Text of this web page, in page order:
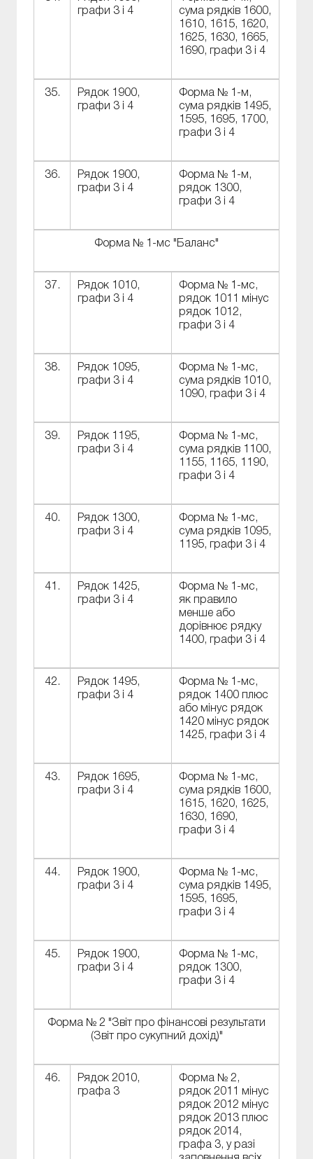
графи 3 і 4
сума рядків 1600,
1610, 1615, 1620,
1625, 1630, 1665,
1690, графи 3 і 4
35.
Рядок 1900,
графи 3 і 4
Форма № 1-м,
сума рядків 1495,
1595, 1695, 1700,
графи 3 і 4
36.
Рядок 1900,
графи 3 і 4
Форма № 1-м,
рядок 1300,
графи 3 і 4
Форма № 1-мс "Баланс"
37.
Рядок 1010,
графи 3 і 4
Форма № 1-мс,
рядок 1011 мінус
рядок 1012,
графи 3 і 4
38.
Рядок 1095,
графи 3 і 4
Форма № 1-мс,
сума рядків 1010,
1090, графи 3 і 4
39.
Рядок 1195,
графи 3 і 4
Форма № 1-мс,
сума рядків 1100,
1155, 1165, 1190,
графи 3 і 4
40.
Рядок 1300,
графи 3 і 4
Форма № 1-мс,
сума рядків 1095,
1195, графи 3 і 4
41.
Рядок 1425,
графи 3 і 4
Форма № 1-мс,
як правило
менше або
дорівнює рядку
1400, графи 3 і 4
42.
Рядок 1495,
графи 3 і 4
Форма № 1-мс,
рядок 1400 плюс
або мінус рядок
1420 мінус рядок
1425, графи 3 і 4
43.
Рядок 1695,
графи 3 і 4
Форма № 1-мс,
сума рядків 1600,
1615, 1620, 1625,
1630, 1690,
графи 3 і 4
44.
Рядок 1900,
графи 3 і 4
Форма № 1-мс,
сума рядків 1495,
1595, 1695,
графи 3 і 4
45.
Рядок 1900,
графи 3 і 4
Форма № 1-мс,
рядок 1300,
графи 3 і 4
Форма № 2 "Звіт про фінансові результати
(Звіт про сукупний дохід)"
46.
Рядок 2010,
графа 3
Форма № 2,
рядок 2011 мінус
рядок 2012 мінус
рядок 2013 плюс
рядок 2014,
графа 3, у разі